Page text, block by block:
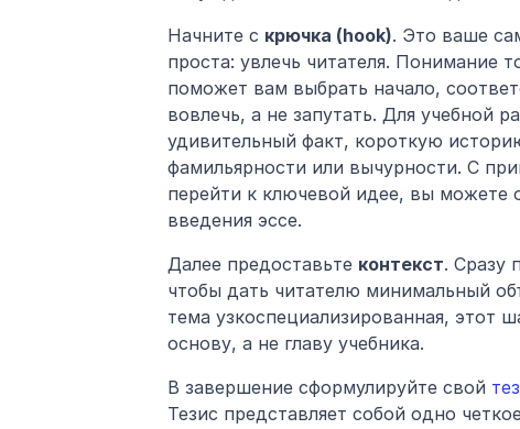
Начните с крючка (hook). Это ваше
проста: увлечь читателя. Понимание
поможет вам выбрать начало,
вовлечь, а не запутать. Для учебной
удивительный факт, короткую
фамильярности или вычурности. С
перейти к ключевой идее, вы можете
введения эссе.
Далее предоставьте контекст. Сразу
чтобы дать читателю минимальный
тема узкоспециализированная, этот
основу, а не главу учебника.
В завершение сформулируйте свой
Тезис представляет собой одно